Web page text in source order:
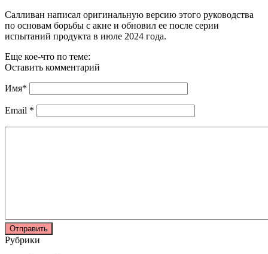
Салливан написал оригинальную версию этого руководства
по основам борьбы с акне и обновил ее после серии
испытаний продукта в июле 2024 года.
Еще кое-что по теме:
Оставить комментарий
Имя*
Email *
Рубрики